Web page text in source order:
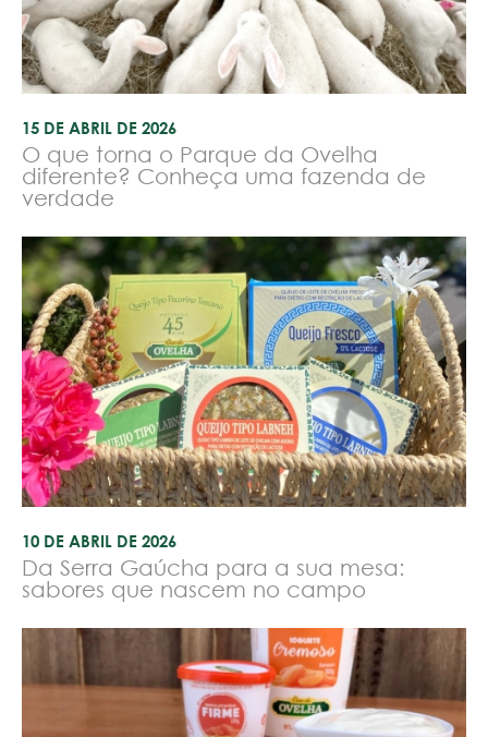
15 DE ABRIL DE 2026
O que torna o Parque da Ovelha
diferente? Conheça uma fazenda de
verdade
10 DE ABRIL DE 2026
Da Serra Gaúcha para a sua mesa:
sabores que nascem no campo